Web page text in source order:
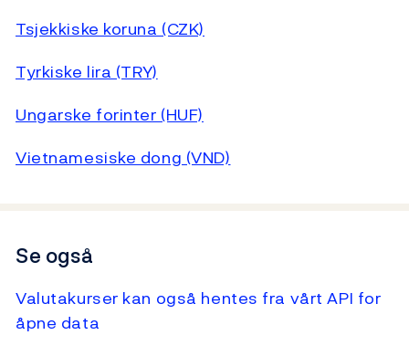
Tsjekkiske koruna (CZK)
Tyrkiske lira (TRY)
Ungarske forinter (HUF)
Vietnamesiske dong (VND)
Se også
Valutakurser kan også hentes fra vårt API for
åpne data